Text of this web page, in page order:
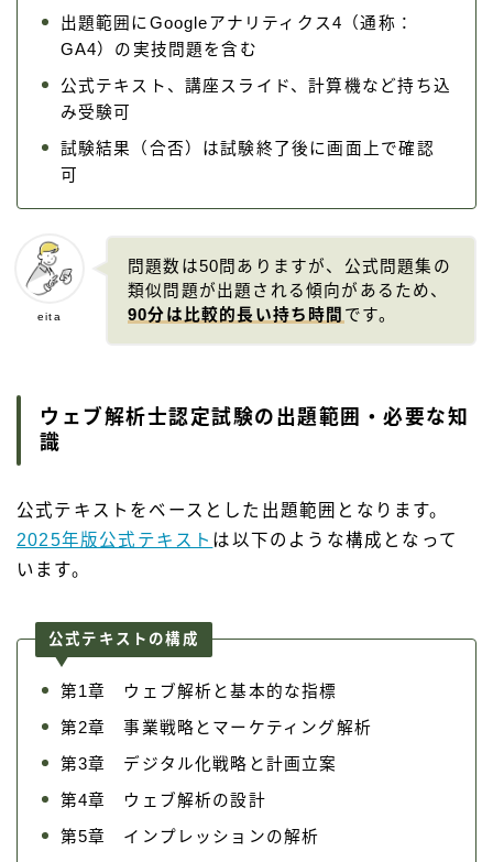
出題範囲にGoogleアナリティクス4（通称：
GA4）の実技問題を含む
公式テキスト、講座スライド、計算機など持ち込
み受験可
試験結果（合否）は試験終了後に画面上で確認
可
eita
問題数は50問ありますが、公式問題集の
類似問題が出題される傾向があるため、
90分は比較的長い持ち時間 です。
ウェブ解析士認定試験の出題範囲・必要な知
識
公式テキストをベースとした出題範囲となります。
2025年版公式テキスト は以下のような構成となって
います。
公式テキストの構成
第1章 ウェブ解析と基本的な指標
第2章 事業戦略とマーケティング解析
第3章 デジタル化戦略と計画立案
第4章 ウェブ解析の設計
第5章 インプレッションの解析